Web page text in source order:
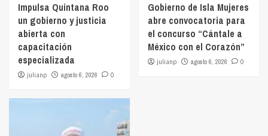
Impulsa Quintana Roo
un gobierno y justicia
abierta con
capacitación
especializada
julianp agosto 6, 2026 0
Gobierno de Isla Mujeres
abre convocatoria para
el concurso “Cántale a
México con el Corazón”
julianp agosto 6, 2026 0